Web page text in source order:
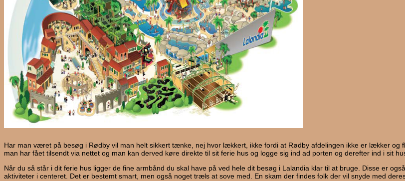
Har man været på besøg i Rødby vil man helt sikkert tænke, nej hvor lækkert, ikke fordi at Rødby afdelingen ikke er lækker og
man har fået tilsendt via nettet og man kan derved køre direkte til sit ferie hus og logge sig ind ad porten og derefter ind i sit
Når du så står i dit ferie hus ligger de fine armbånd du skal have på ved hele dit besøg i Lalandia klar til at bruge. Disse er
aktiviteter i centeret. Det er bestemt smart, men også noget træls at sove med. En skam der findes folk der vil snyde med